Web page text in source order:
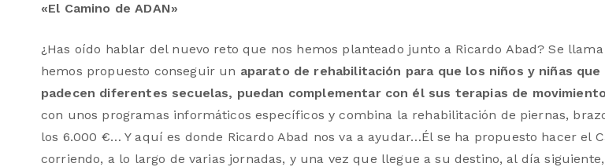
«El Camino de ADAN»
¿Has oído hablar del nuevo reto que nos hemos planteado junto a Ricardo Abad? Se llama
hemos propuesto conseguir un aparato de rehabilitación para que los niños y niñas
padecen diferentes secuelas, puedan complementar con él sus terapias de movimiento
con unos programas informáticos específicos y combina la rehabilitación de piernas,
los 6.000 €… Y aquí es donde Ricardo Abad nos va a ayudar…Él se ha propuesto hacer el
corriendo, a lo largo de varias jornadas, y una vez que llegue a su destino, al día